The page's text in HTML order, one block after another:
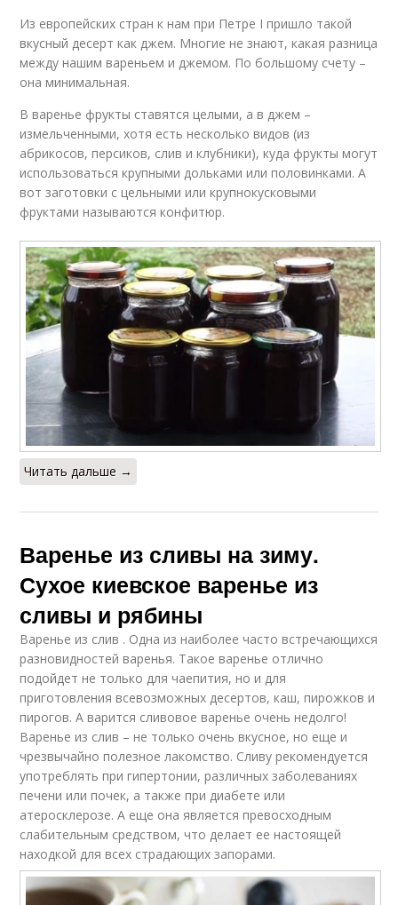
Из европейских стран к нам при Петре I пришло такой
вкусный десерт как джем. Многие не знают, какая разница
между нашим вареньем и джемом. По большому счету –
она минимальная.
В варенье фрукты ставятся целыми, а в джем –
измельченными, хотя есть несколько видов (из
абрикосов, персиков, слив и клубники), куда фрукты могут
использоваться крупными дольками или половинками. А
вот заготовки с цельными или крупнокусковыми
фруктами называются конфитюр.
Читать дальше →
Варенье из сливы на зиму.
Сухое киевское варенье из
сливы и рябины
Варенье из слив . Одна из наиболее часто встречающихся
разновидностей варенья. Такое варенье отлично
подойдет не только для чаепития, но и для
приготовления всевозможных десертов, каш, пирожков и
пирогов. А варится сливовое варенье очень недолго!
Варенье из слив – не только очень вкусное, но еще и
чрезвычайно полезное лакомство. Сливу рекомендуется
употреблять при гипертонии, различных заболеваниях
печени или почек, а также при диабете или
атеросклерозе. А еще она является превосходным
слабительным средством, что делает ее настоящей
находкой для всех страдающих запорами.